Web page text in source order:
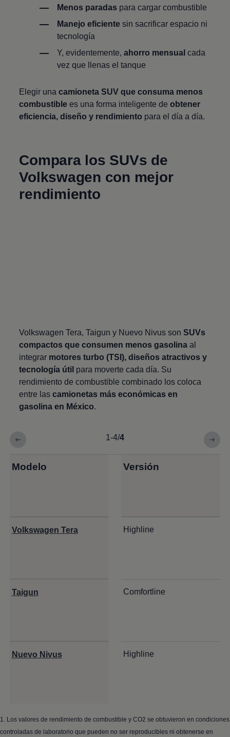
Menos paradas para cargar combustible
Manejo eficiente sin sacrificar espacio ni
tecnología
Y, evidentemente,ahorro mensual cada
vez que llenas el tanque
Elegir unacamioneta SUV que consuma menos
combustible es una forma inteligente deobtener
eficiencia, diseño y rendimiento para el día a día.
Compara los SUVs de
Volkswagen con mejor
rendimiento
Volkswagen Tera, Taigun y Nuevo Nivus sonSUVs
compactos que consumen menos gasolina al
integrar motores turbo (TSI), diseños atractivos y
tecnología útil para moverte cada día. Su
rendimiento de combustible combinado los coloca
entre lascamionetas más económicas en
gasolina en México.
1-4/4
Modelo Versión
Volkswagen Tera Highline
Taigun Comfortline
Nuevo Nivus Highline
1. Los valores de rendimiento de combustible y CO2 se obtuvieron en condiciones
controladas de laboratorio que pueden no ser reproducibles ni obtenerse en